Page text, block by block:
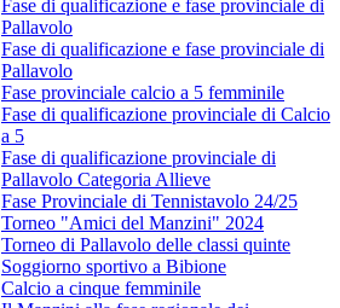
Fase di qualificazione e fase provinciale di
Pallavolo
Fase di qualificazione e fase provinciale di
Pallavolo
Fase provinciale calcio a 5 femminile
Fase di qualificazione provinciale di Calcio
a 5
Fase di qualificazione provinciale di
Pallavolo Categoria Allieve
Fase Provinciale di Tennistavolo 24/25
Torneo "Amici del Manzini" 2024
Torneo di Pallavolo delle classi quinte
Soggiorno sportivo a Bibione
Calcio a cinque femminile